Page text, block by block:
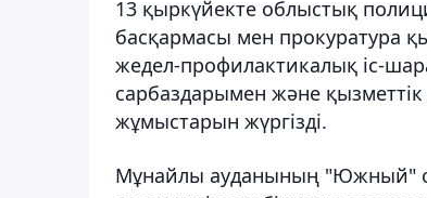
13 қыркүйекте облыстық
басқармасы мен прокуратура
жедел-профилактикалық іс-
сарбаздарымен және қызметтік
жұмыстарын жүргізді.
Мұнайлы ауданының "Южный"